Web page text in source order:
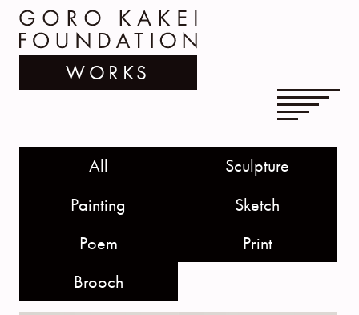
WORKS
All
Sculpture
Painting
Sketch
Poem
Print
Brooch